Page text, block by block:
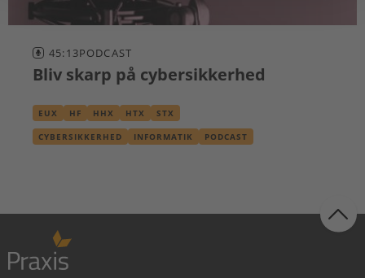
45:13PODCAST
Bliv skarp på cybersikkerhed
EUX HF HHX HTX STX
CYBERSIKKERHED INFORMATIK PODCAST